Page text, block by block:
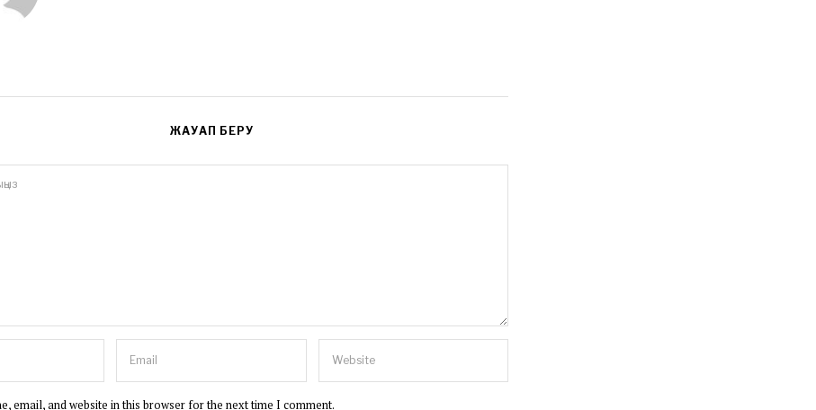
ЖАУАП БЕРУ
email, and website in this browser for the next time I comment.